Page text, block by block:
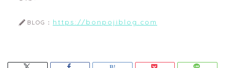
BLOG： https://bonpojiblog.com